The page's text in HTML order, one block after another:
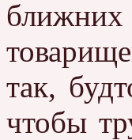
ближних
так,
чтобы